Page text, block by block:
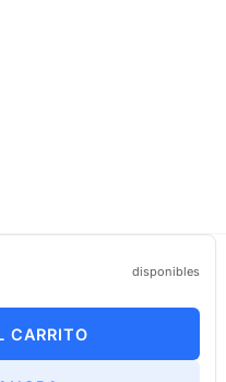
disponibles
CARRITO